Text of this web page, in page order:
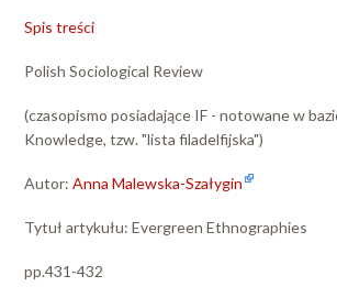
Spis treści
Polish Sociological Review
(czasopismo posiadające IF - notowane w
Knowledge, tzw. "lista filadelfijska")
Autor: Anna Malewska-Szałygin
Tytuł artykułu: Evergreen Ethnographies
pp.431-432